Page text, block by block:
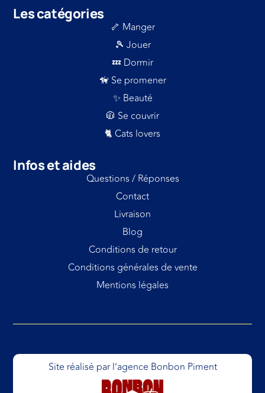
Les catégories
🦴 Manger
🎾 Jouer
💤 Dormir
🦮 Se promener
✨ Beauté
🧥 Se couvrir
🐈 Cats lovers
Infos et aides
Questions / Réponses
Contact
Livraison
Blog
Conditions de retour
Conditions générales de vente
Mentions légales
Site réalisé par l’agence Bonbon Piment